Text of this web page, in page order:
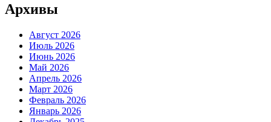
Архивы
Август 2026
Июль 2026
Июнь 2026
Май 2026
Апрель 2026
Март 2026
Февраль 2026
Январь 2026